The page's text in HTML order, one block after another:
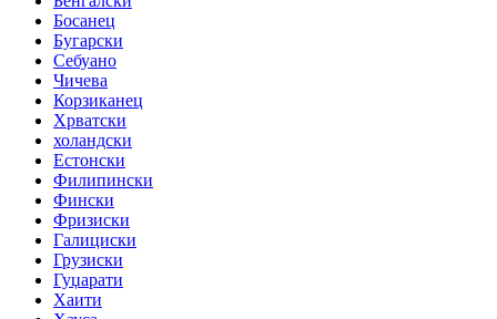
Босанец
Бугарски
Себуано
Чичева
Корзиканец
Хрватски
холандски
Естонски
Филипински
Фински
Фризиски
Галициски
Грузиски
Гуџарати
Хаити